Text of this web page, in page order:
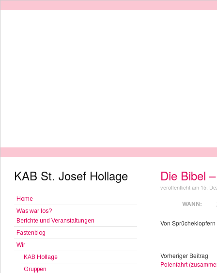
KAB St. Josef Hollage
Home
Was war los?
Berichte und Veranstaltungen
Fastenblog
Wir
KAB Hollage
Gruppen
Die Bibel
veröffentlicht am 15.
WANN:
Von
Vorheriger Beitrag
Polenfahrt